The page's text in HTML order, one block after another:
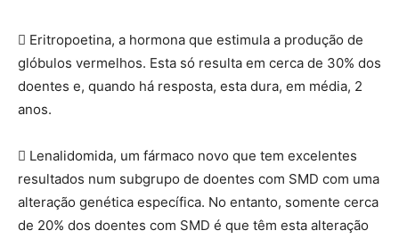
 Eritropoetina, a hormona que estimula a produção de
glóbulos vermelhos. Esta só resulta em cerca de 30% dos
doentes e, quando há resposta, esta dura, em média, 2
anos.
 Lenalidomida, um fármaco novo que tem excelentes
resultados num subgrupo de doentes com SMD com uma
alteração genética específica. No entanto, somente cerca
de 20% dos doentes com SMD é que têm esta alteração